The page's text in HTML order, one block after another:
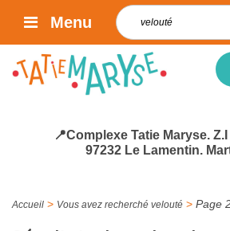
Mon
Rechercher :
Menu
📍Complexe Tatie Maryse.
97232 Le Lamentin.
Accueil > Vous avez recherché velouté > Page